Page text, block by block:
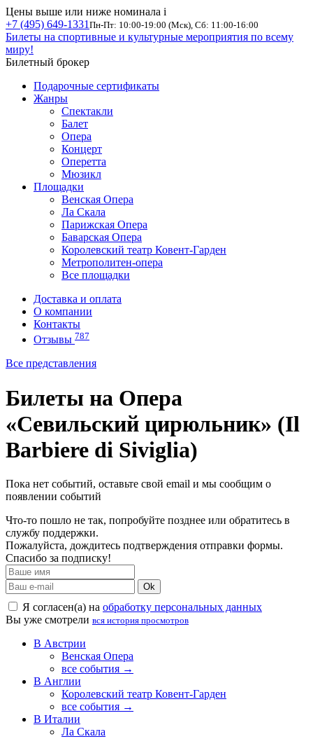
Цены выше или ниже номинала i
+7 (495) 649-1331 Пн-Пт: 10:00-19:00 (Мск), Сб: 11:00-16:00
Билеты на спортивные и культурные мероприятия по всему
миру!
Билетный брокер
Подарочные сертификаты
Жанры
Спектакли
Балет
Опера
Концерт
Оперетта
Мюзикл
Площадки
Венская Опера
Ла Скала
Парижская Опера
Баварская Опера
Королевский театр Ковент-Гарден
Метрополитен-опера
Все площадки
Доставка и оплата
О компании
Контакты
Отзывы 787
Все представления
Билеты на Опера
«Севильский цирюльник» (Il
Barbiere di Siviglia)
Пока нет событий, оставьте свой email и мы сообщим о
появлении событий
Что-то пошло не так, попробуйте позднее или обратитесь в
службу поддержки.
Пожалуйста, дождитесь подтверждения отправки формы.
Спасибо за подписку!
Ok
Я согласен(а) на обработку персональных данных
Вы уже смотрели вся история просмотров
В Австрии
Венская Опера
все события →
В Англии
Королевский театр Ковент-Гарден
все события →
В Италии
Ла Скала